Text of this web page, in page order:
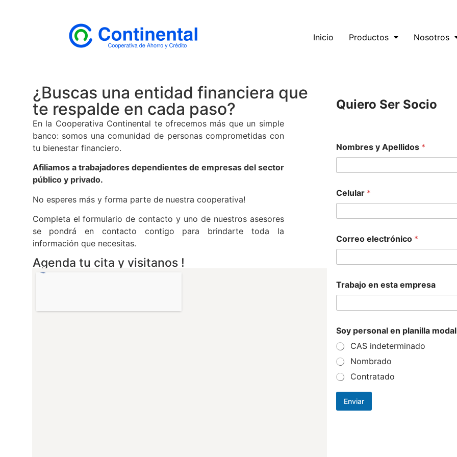
Inicio Productos Nosotros
¿Buscas una entidad financiera que
te respalde en cada paso?
En la Cooperativa Continental te ofrecemos más que un simple
banco: somos una comunidad de personas comprometidas con
tu bienestar financiero.
Afiliamos a trabajadores dependientes de empresas del sector
público y privado.
No esperes más y forma parte de nuestra cooperativa!
Completa el formulario de contacto y uno de nuestros asesores
se pondrá en contacto contigo para brindarte toda la
información que necesitas.
Agenda tu cita y visitanos !
Quiero Ser Socio
Nombres y Apellidos *
Celular *
Correo electrónico *
Trabajo en esta empresa
Soy personal en planilla
CAS indeterminado
Nombrado
Contratado
Enviar